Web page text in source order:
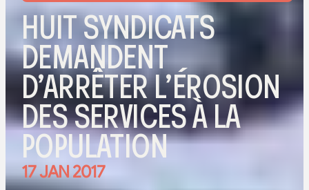
HUIT SYNDICATS
DEMANDENT
D’ARRÊTER L’ÉROSION
DES SERVICES À LA
POPULATION
17 JAN 2017